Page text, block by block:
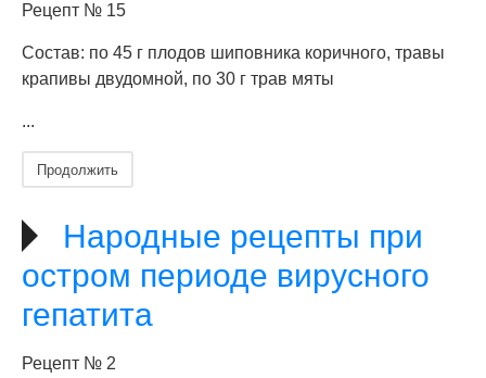
Рецепт № 15
Состав: по 45 г плодов шиповника коричного, травы
крапивы двудомной, по 30 г трав мяты
...
Продолжить
Народные рецепты при
остром периоде вирусного
гепатита
Рецепт № 2